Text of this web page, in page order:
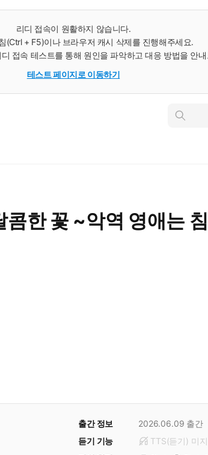
리디 접속이 원활하지 않습니다.
(Ctrl + F5)이나 브라우저 캐시 삭제를 진행해주세요.
접속 테스트를 통해 원인을 파악하고 대응 방법을 안
테스트 페이지로 이동하기
인
한 꽃 ~악역 영애는
출간 정보 2026.06.09 출간
듣기 기능
TTS(듣기) 미